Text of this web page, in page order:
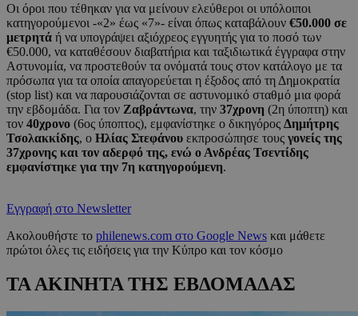
Οι όροι που τέθηκαν για να μείνουν ελεύθεροι οι υπόλοιποι
κατηγορούμενοι -«2» έως «7»- είναι όπως καταβάλουν €50.000 σε
μετρητά ή να υπογράψει αξιόχρεος εγγυητής για το ποσό των
€50.000, να καταθέσουν διαβατήρια και ταξιδιωτικά έγγραφα στην
Αστυνομία, να προστεθούν τα ονόματά τους στον κατάλογο με τα
πρόσωπα για τα οποία απαγορεύεται η έξοδος από τη Δημοκρατία
(stop list) και να παρουσιάζονται σε αστυνομικό σταθμό μια φορά
την εβδομάδα. Για τον Ζαβράντωνα, την 37χρονη (2η ύποπτη) και
τον 40χρονο (6ος ύποπτος), εμφανίστηκε ο δικηγόρος Δημήτρης
Τσολακκίδης, ο Ηλίας Στεφάνου εκπροσώπησε τους γονείς της
37χρονης και τον αδερφό της, ενώ ο Ανδρέας Τσεντίδης
εμφανίστηκε για την 7η κατηγορούμενη.
Εγγραφή στο Newsletter
Ακολουθήστε το philenews.com στο Google News και μάθετε
πρώτοι όλες τις ειδήσεις για την Κύπρο και τον κόσμο
ΤΑ ΑΚΙΝΗΤΑ ΤΗΣ ΕΒΔΟΜΑΔΑΣ